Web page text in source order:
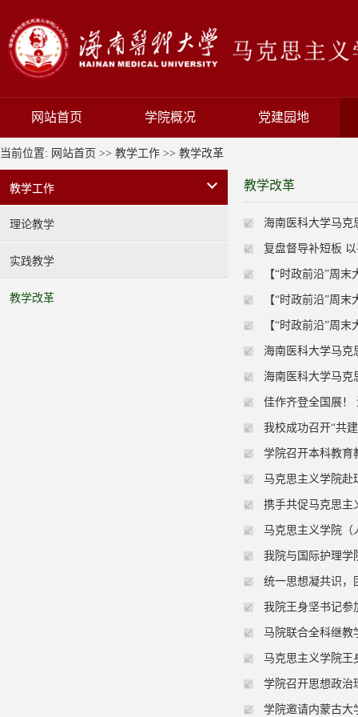
网站首页 学院概况 党建园地
当前位置: 网站首页 >> 教学工作 >> 教学改革
教学工作
理论教学
实践教学
教学改革
教学改革
海南医科大学马克
复盘督导补短板
【“时政前沿”周
【“时政前沿”周
【“时政前沿”周
海南医科大学马克
海南医科大学马克
佳作齐登全国展！
我校成功召开“共
学院召开本科教育
马克思主义学院赴
携手共促马克思
马克思主义学院（
我院与国际护理学
统一思想凝共识
我院王身坚书记参
马院联合全科继教
马克思主义学院王
学院召开思想政治
学院邀请内蒙古大